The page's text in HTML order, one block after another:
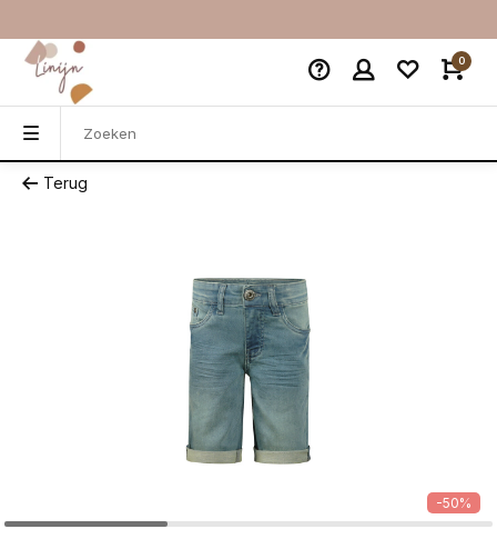
0
Terug
-50%